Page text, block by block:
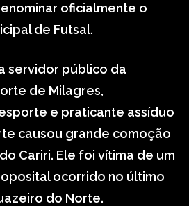
oficialmente o
de Futsal.
servidor público da
de Milagres,
e praticante assíduo
causou grande comoção
Cariri. Ele foi vítima de um
ocorrido no último
do Norte.